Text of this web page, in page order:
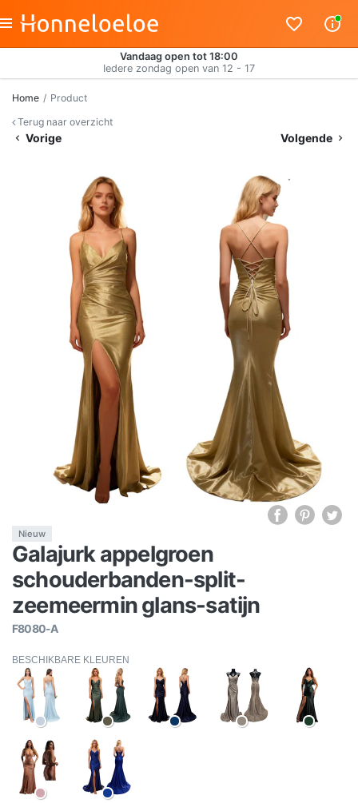
Vandaag open tot 18:00
Iedere zondag open van 12 - 17
Home
Product
Terug naar overzicht
Vorige Volgende
Nieuw
Galajurk appelgroen
schouderbanden-split-
zeemeermin glans-satijn
F8080-A
BESCHIKBARE KLEUREN